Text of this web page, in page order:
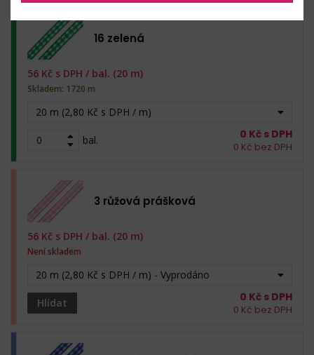
16 zelená
20 m (2,80 Kč s DPH / m)
bal.
56 Kč s DPH / bal. (20 m)
Skladem: 1720 m
0 Kč s DPH
0 Kč bez DPH
3 růžová prášková
20 m (2,80 Kč s DPH / m) - Vyprodáno
Hlídat
56 Kč s DPH / bal. (20 m)
Není skladem
0 Kč s DPH
0 Kč bez DPH